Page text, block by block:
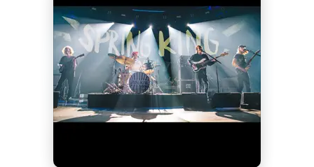
探新
安裝 Apple Music